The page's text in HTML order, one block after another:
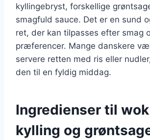
kyllingebryst, forskellige
smagfuld sauce. Det er en sund
ret, der kan tilpasses efter smag
præferencer. Mange danskere
servere retten med ris eller
den til en fyldig middag.
Ingredienser til
kylling og